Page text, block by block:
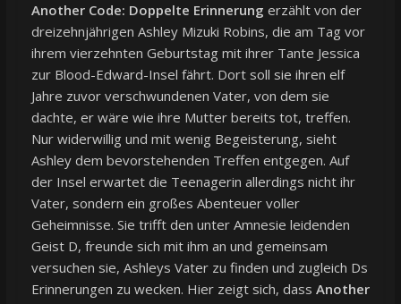
Another Code: Doppelte Erinnerung erzählt von der
dreizehnjährigen Ashley Mizuki Robins, die am Tag vor
ihrem vierzehnten Geburtstag mit ihrer Tante Jessica
zur Blood-Edward-Insel fährt. Dort soll sie ihren elf
Jahre zuvor verschwundenen Vater, von dem sie
dachte, er wäre wie ihre Mutter bereits tot, treffen.
Nur widerwillig und mit wenig Begeisterung, sieht
Ashley dem bevorstehenden Treffen entgegen. Auf
der Insel erwartet die Teenagerin allerdings nicht ihr
Vater, sondern ein großes Abenteuer voller
Geheimnisse. Sie trifft den unter Amnesie leidenden
Geist D, freunde sich mit ihm an und gemeinsam
versuchen sie, Ashleys Vater zu finden und zugleich Ds
Erinnerungen zu wecken. Hier zeigt sich, dass Another